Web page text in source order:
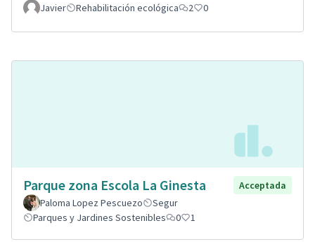
Javier Rehabilitación ecológica 2 0
Parque zona Escola La Ginesta
Acceptada
Paloma Lopez Pescuezo
Segur
Parques y Jardines Sostenibles
0 1